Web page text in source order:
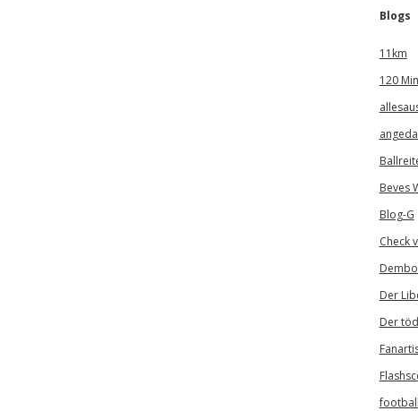
Blogs
11km
120
Beves
Blog-G
Check
Der
Der